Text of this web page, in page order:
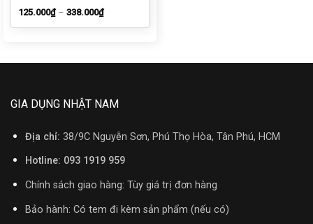
125.000₫– 338.000₫
GIA DỤNG NHẬT NAM
Địa chỉ: 38/9C Nguyễn Sơn, Phú Thọ Hòa, Tân Phú, HCM
Hotline: 093 1919 959
Chính sách giao hàng: Tùy giá trị đơn hàng
Bảo hành: Có tem đi kèm sản phẩm (nếu có)